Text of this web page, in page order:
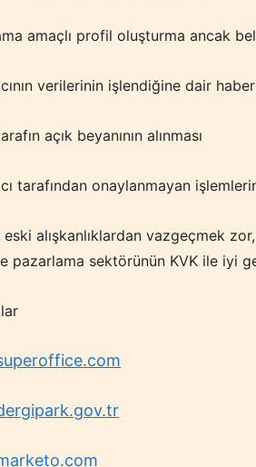
amaçlı profil oluşturma ancak
verilerinin işlendiğine dair
açık beyanının alınması
tarafından onaylanmayan
alışkanlıklardan vazgeçmek
pazarlama sektörünün KVK ile iyi